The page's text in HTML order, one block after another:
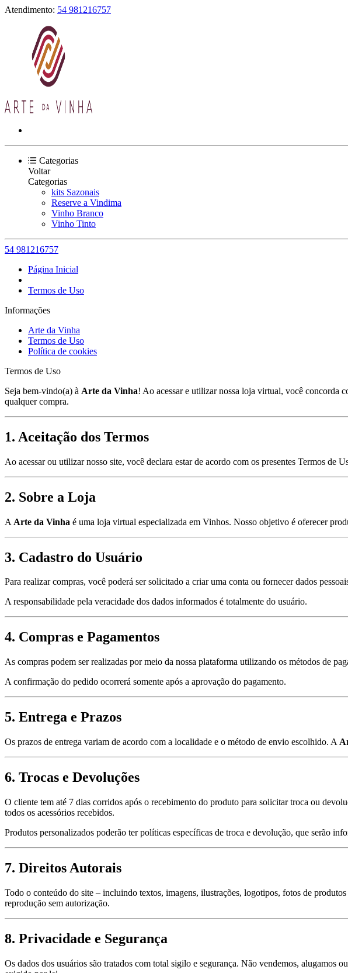
Atendimento: 54 981216757
Categorias
Voltar
Categorias
kits Sazonais
Reserve a Vindima
Vinho Branco
Vinho Tinto
54 981216757
Página Inicial
Termos de Uso
Informações
Arte da Vinha
Termos de Uso
Política de cookies
Termos de Uso
Seja bem-vindo(a) à Arte da Vinha! Ao acessar e utilizar nossa loja virtual, você concorda
qualquer compra.
1. Aceitação dos Termos
Ao acessar ou utilizar nosso site, você declara estar de acordo com os presentes Termos
2. Sobre a Loja
A Arte da Vinha é uma loja virtual especializada em Vinhos. Nosso objetivo é oferecer
3. Cadastro do Usuário
Para realizar compras, você poderá ser solicitado a criar uma conta ou fornecer dados
A responsabilidade pela veracidade dos dados informados é totalmente do usuário.
4. Compras e Pagamentos
As compras podem ser realizadas por meio da nossa plataforma utilizando os métodos de
A confirmação do pedido ocorrerá somente após a aprovação do pagamento.
5. Entrega e Prazos
Os prazos de entrega variam de acordo com a localidade e o método de envio escolhido. A
6. Trocas e Devoluções
O cliente tem até 7 dias corridos após o recebimento do produto para solicitar troca ou
todos os acessórios recebidos.
Produtos personalizados poderão ter políticas específicas de troca e devolução, que serão
7. Direitos Autorais
Todo o conteúdo do site – incluindo textos, imagens, ilustrações, logotipos, fotos de
reprodução sem autorização.
8. Privacidade e Segurança
Os dados dos usuários são tratados com total sigilo e segurança. Não vendemos, alugamos